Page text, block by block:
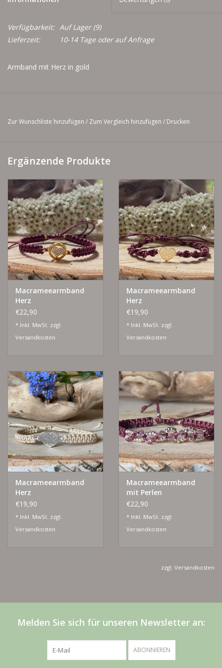
Men
Schnäppchenecke
Verfügbarkeit: Auf Lager(9)
Lieferzeit:
10-14 Tage oder auf Anfrage
Armband mit Herz in gold
Zur Wunschliste hinzufügen / Zum Vergleich hinzufügen / Drucken
Ergänzende Produkte
Macrameearmband
Herz
€22,90
* Inkl. MwSt. zzgl.
Versandkosten
Macrameearmband
Herz
€19,90
* Inkl. MwSt. zzgl.
Versandkosten
Macrameearmband
Herz
€19,90
* Inkl. MwSt. zzgl.
Versandkosten
Macrameearmband
mit Perlen
€22,90
* Inkl. MwSt. zzgl.
Versandkosten
zzgl. Versandkosten
Melden Sie sich für unseren Newsletter an:
ABONNIEREN